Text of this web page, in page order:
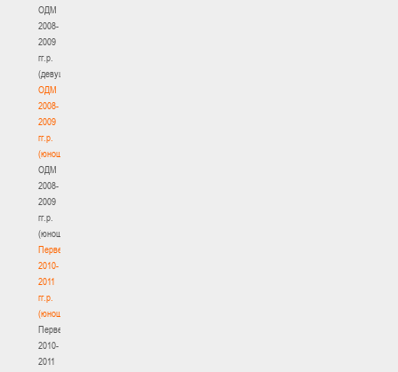
ОДМ
2008-
2009
гг.р.
(девушки)
ОДМ
2008-
2009
гг.р.
(юноши)
ОДМ
2008-
2009
гг.р.
(юноши)
Первенство
2010-
2011
гг.р.
(юноши)
Первенство
2010-
2011